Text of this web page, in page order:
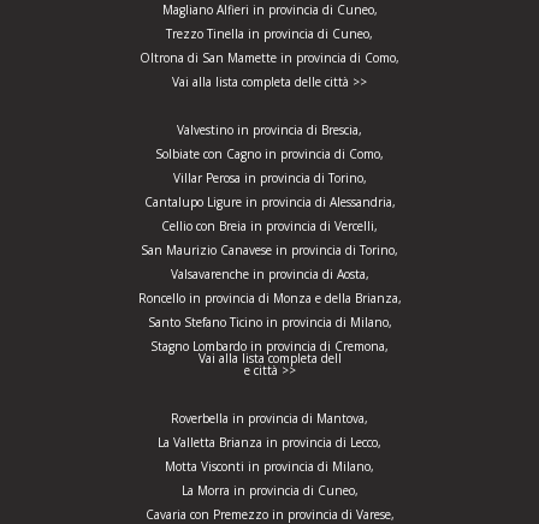
Magliano Alfieri in provincia di Cuneo,
Trezzo Tinella in provincia di Cuneo,
Oltrona di San Mamette in provincia di Como,
Vai alla lista completa delle città >>
Valvestino in provincia di Brescia,
Solbiate con Cagno in provincia di Como,
Villar Perosa in provincia di Torino,
Cantalupo Ligure in provincia di Alessandria,
Cellio con Breia in provincia di Vercelli,
San Maurizio Canavese in provincia di Torino,
Valsavarenche in provincia di Aosta,
Roncello in provincia di Monza e della Brianza,
Santo Stefano Ticino in provincia di Milano,
Stagno Lombardo in provincia di Cremona,
Vai alla lista completa dell
e città >>
Roverbella in provincia di Mantova,
La Valletta Brianza in provincia di Lecco,
Motta Visconti in provincia di Milano,
La Morra in provincia di Cuneo,
Cavaria con Premezzo in provincia di Varese,